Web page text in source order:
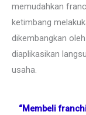
memudahkan
ketimbang
dikembangkan
diaplikasikan
usaha.
“Membeli